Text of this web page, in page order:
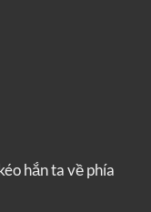
hắn ta về phía